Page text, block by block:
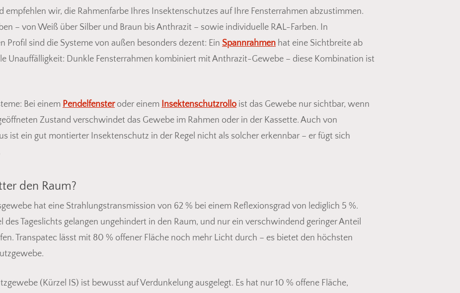
empfehlen wir, die Rahmenfarbe Ihres Insektenschutzes auf Ihre Fensterrahmen abzustimmen.
– von Weiß über Silber und Braun bis Anthrazit – sowie individuelle RAL-Farben. In
Profil sind die Systeme von außen besonders dezent: Ein Spannrahmen hat eine Sichtbreite ab
Unauffälligkeit: Dunkle Fensterrahmen kombiniert mit Anthrazit-Gewebe – diese Kombination ist
Bei einem Pendelfensteroder einem Insektenschutzrollo ist das Gewebe nur sichtbar, wenn
Zustand verschwindet das Gewebe im Rahmen oder in der Kassette. Auch von
ist ein gut montierter Insektenschutz in der Regel nicht als solcher erkennbar – er fügt sich
den Raum?
hat eine Strahlungstransmission von 62 % bei einem Reflexionsgrad von lediglich 5 %.
Tageslichts gelangen ungehindert in den Raum, und nur ein verschwindend geringer Anteil
Transpatec lässt mit 80 % offener Fläche noch mehr Licht durch – es bietet den höchsten
(Kürzel IS) ist bewusst auf Verdunkelung ausgelegt. Es hat nur 10 % offene Fläche,